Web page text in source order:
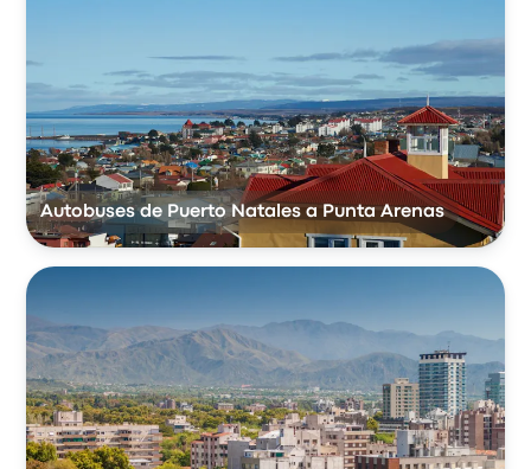
Autobuses de Puerto Natales a Punta Arenas